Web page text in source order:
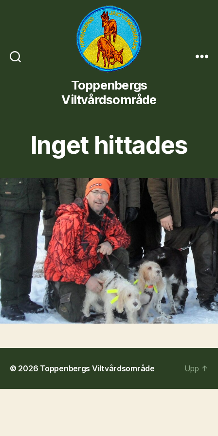
Viltvårdsområde
Toppenbergs
Viltvårdsområde
Inget hittades
© 2026 Toppenbergs Viltvårdsområde Upp ↑